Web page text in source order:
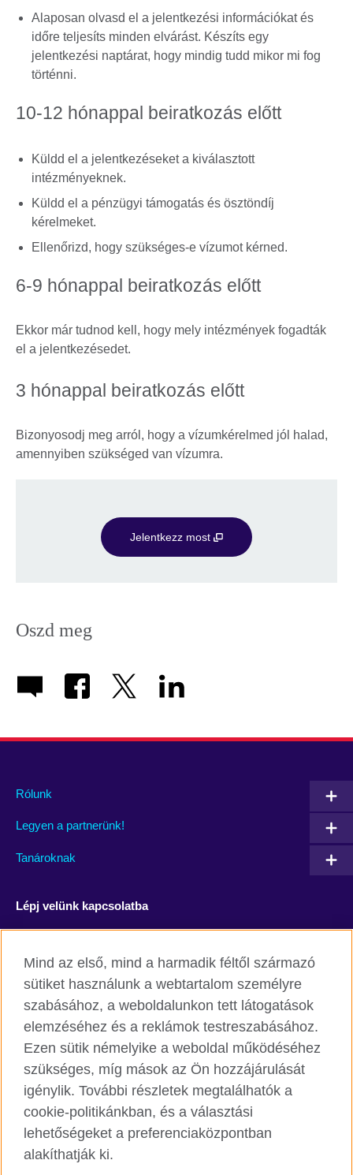
Alaposan olvasd el a jelentkezési információkat és
időre teljesíts minden elvárást. Készíts egy
jelentkezési naptárat, hogy mindig tudd mikor mi fog
történni.
10-12 hónappal beiratkozás előtt
Küldd el a jelentkezéseket a kiválasztott
intézményeknek.
Küldd el a pénzügyi támogatás és ösztöndíj
kérelmeket.
Ellenőrizd, hogy szükséges-e vízumot kérned.
6-9 hónappal beiratkozás előtt
Ekkor már tudnod kell, hogy mely intézmények fogadták
el a jelentkezésedet.
3 hónappal beiratkozás előtt
Bizonyosodj meg arról, hogy a vízumkérelmed jól halad,
amennyiben szükséged van vízumra.
Jelentkezz most
Oszd meg
Rólunk
Legyen a partnerünk!
Tanároknak
Lépj velünk kapcsolatba
Instagram Blog
RSS TikTok
British Council világszerte
Adatvédelmi szabályzat
Cookie
Honlaptérkép
Mind az első, mind a harmadik féltől származó
sütiket használunk a webtartalom személyre
szabásához, a weboldalunkon tett látogatások
elemzéséhez és a reklámok testreszabásához.
Ezen sütik némelyike a weboldal működéséhez
szükséges, míg mások az Ön hozzájárulását
igénylik. További részletek megtalálhatók a
cookie-politikánkban, és a választási
lehetőségeket a preferenciaközpontban
alakíthatják ki.